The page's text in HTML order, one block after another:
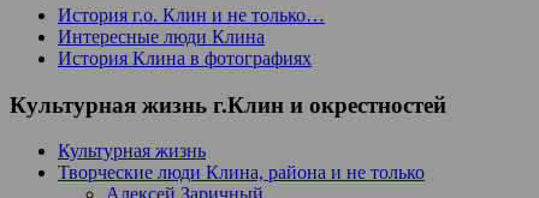
История г.о. Клин и не только…
Интересные люди Клина
История Клина в фотографиях
Культурная жизнь г.Клин и окрестностей
Культурная жизнь
Творческие люди Клина, района и не только